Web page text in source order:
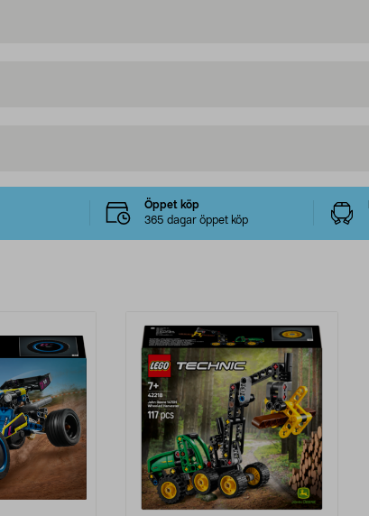
Öppet köp
365 dagar öppet köp